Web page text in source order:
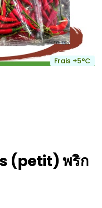
Frais +5°C
(petit) พริก